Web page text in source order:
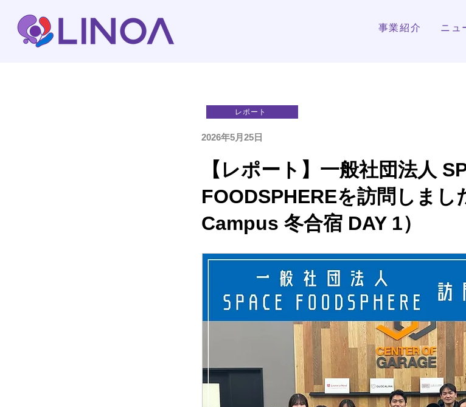
事業紹介 ニュ
レポート
2026年5月25日
【レポート】一般社団法人
FOODSPHEREを訪問しま
Campus 冬合宿 DAY 1）